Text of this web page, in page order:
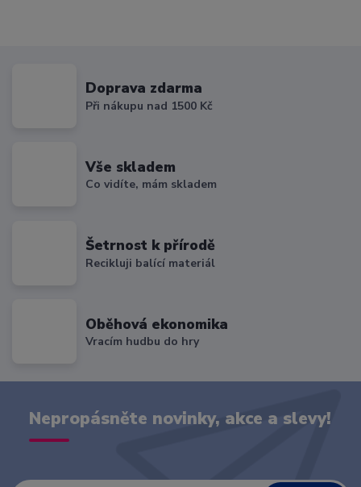
Doprava zdarma
Při nákupu nad 1500 Kč
Vše skladem
Co vidíte, mám skladem
Šetrnost k přírodě
Recikluji balící materiál
Oběhová ekonomika
Vracím hudbu do hry
Nepropásněte novinky, akce a slevy!